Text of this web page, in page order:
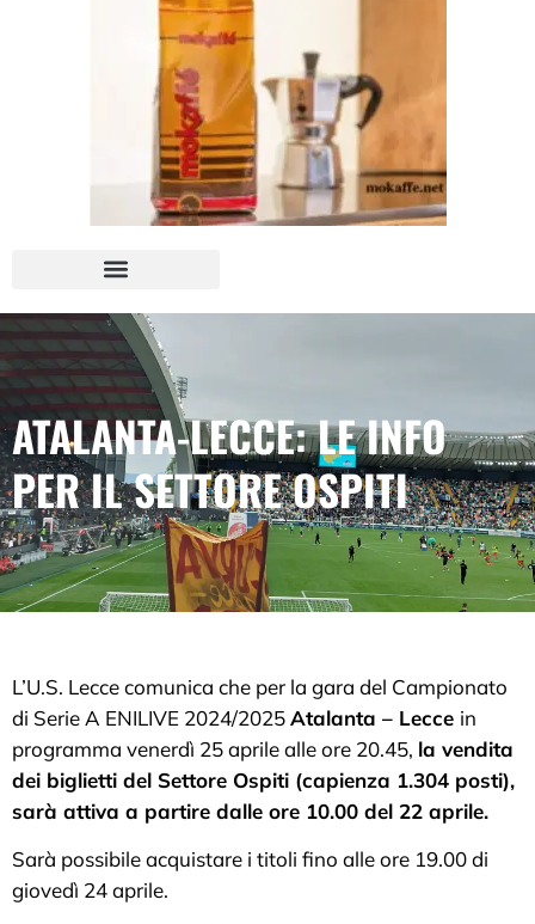
ATALANTA-LECCE: LE INFO
PER IL SETTORE OSPITI
L’U.S. Lecce comunica che per la gara del Campionato
di Serie A ENILIVE 2024/2025Atalanta – Lecce in
programma venerdì 25 aprile alle ore 20.45, la vendita
dei biglietti del Settore Ospiti (capienza 1.304 posti),
sarà attiva a partire dalle ore 10.00 del 22 aprile.
Sarà possibile acquistare i titoli fino alle ore 19.00 di
giovedì 24 aprile.